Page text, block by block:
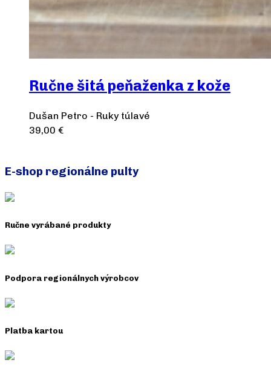
Ručne šitá peňaženka z kože
Dušan Petro - Ruky túlavé
39,00 €
E-shop regionálne pulty
Ručne vyrábané produkty
Podpora regionálnych výrobcov
Platba kartou